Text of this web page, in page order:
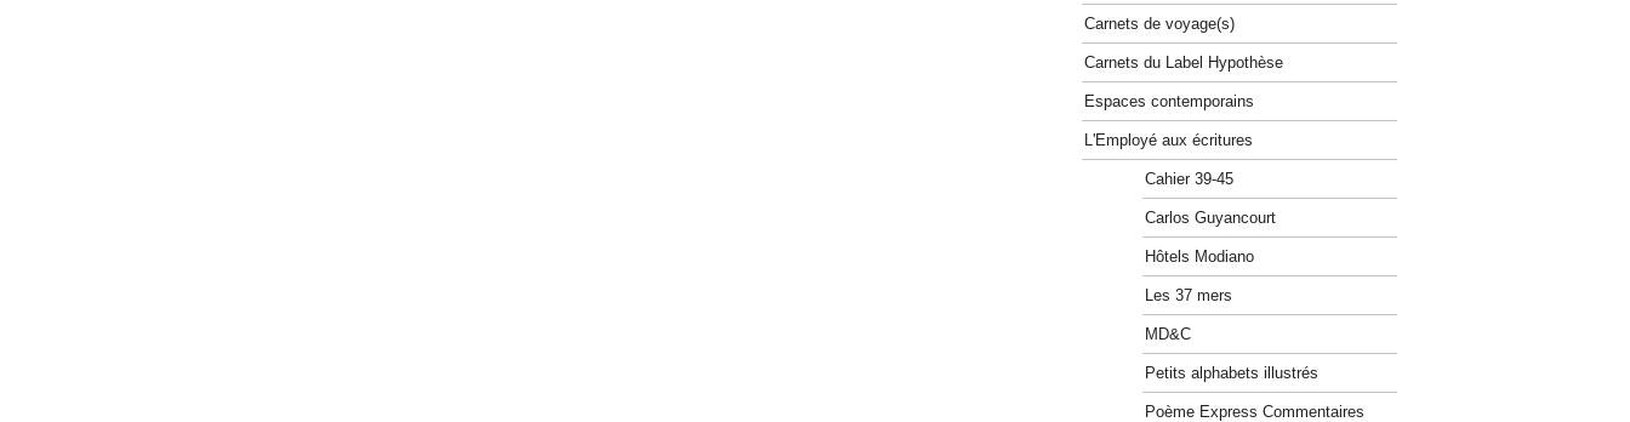
Carnets de voyage(s)
Carnets du Label Hypothèse
Espaces contemporains
L'Employé aux écritures
Cahier 39-45
Carlos Guyancourt
Hôtels Modiano
Les 37 mers
MD&C
Petits alphabets illustrés
Poème Express Commentaires